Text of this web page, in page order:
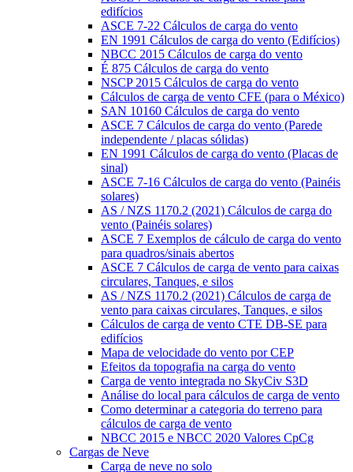
edifícios
ASCE 7-22 Cálculos de carga do vento
EN 1991 Cálculos de carga do vento (Edifícios)
NBCC 2015 Cálculos de carga do vento
É 875 Cálculos de carga do vento
NSCP 2015 Cálculos de carga do vento
Cálculos de carga de vento CFE (para o México)
SAN 10160 Cálculos de carga do vento
ASCE 7 Cálculos de carga do vento (Parede
independente / placas sólidas)
EN 1991 Cálculos de carga do vento (Placas de
sinal)
ASCE 7-16 Cálculos de carga do vento (Painéis
solares)
AS / NZS 1170.2 (2021) Cálculos de carga do
vento (Painéis solares)
ASCE 7 Exemplos de cálculo de carga do vento
para quadros/sinais abertos
ASCE 7 Cálculos de carga de vento para caixas
circulares, Tanques, e silos
AS / NZS 1170.2 (2021) Cálculos de carga de
vento para caixas circulares, Tanques, e silos
Cálculos de carga de vento CTE DB-SE para
edifícios
Mapa de velocidade do vento por CEP
Efeitos da topografia na carga do vento
Carga de vento integrada no SkyCiv S3D
Análise do local para cálculos de carga de vento
Como determinar a categoria do terreno para
cálculos de carga de vento
NBCC 2015 e NBCC 2020 Valores CpCg
Cargas de Neve
Carga de neve no solo